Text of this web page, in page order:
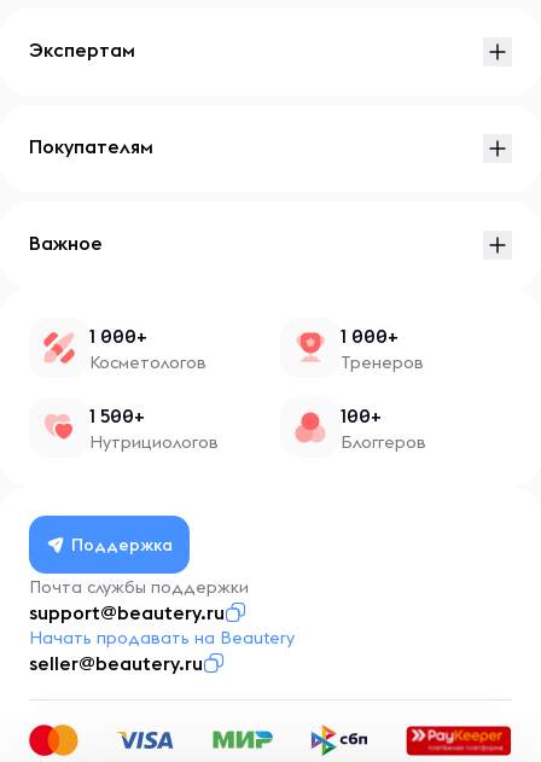
Экспертам
Покупателям
Важное
1 000+
Косметологов
1 000+
Тренеров
1 500+
Нутрициологов
100+
Блоггеров
Поддержка
Почта службы поддержки
support@beautery.ru
Начать продавать на Beautery
seller@beautery.ru